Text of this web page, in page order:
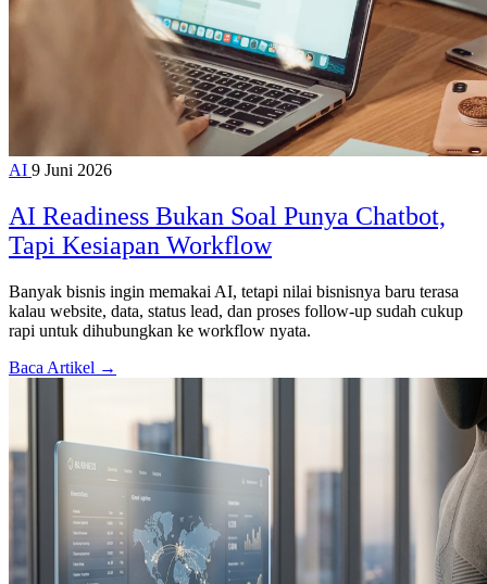
AI 9 Juni 2026
AI Readiness Bukan Soal Punya Chatbot,
Tapi Kesiapan Workflow
Banyak bisnis ingin memakai AI, tetapi nilai bisnisnya baru terasa
kalau website, data, status lead, dan proses follow-up sudah cukup
rapi untuk dihubungkan ke workflow nyata.
Baca Artikel →